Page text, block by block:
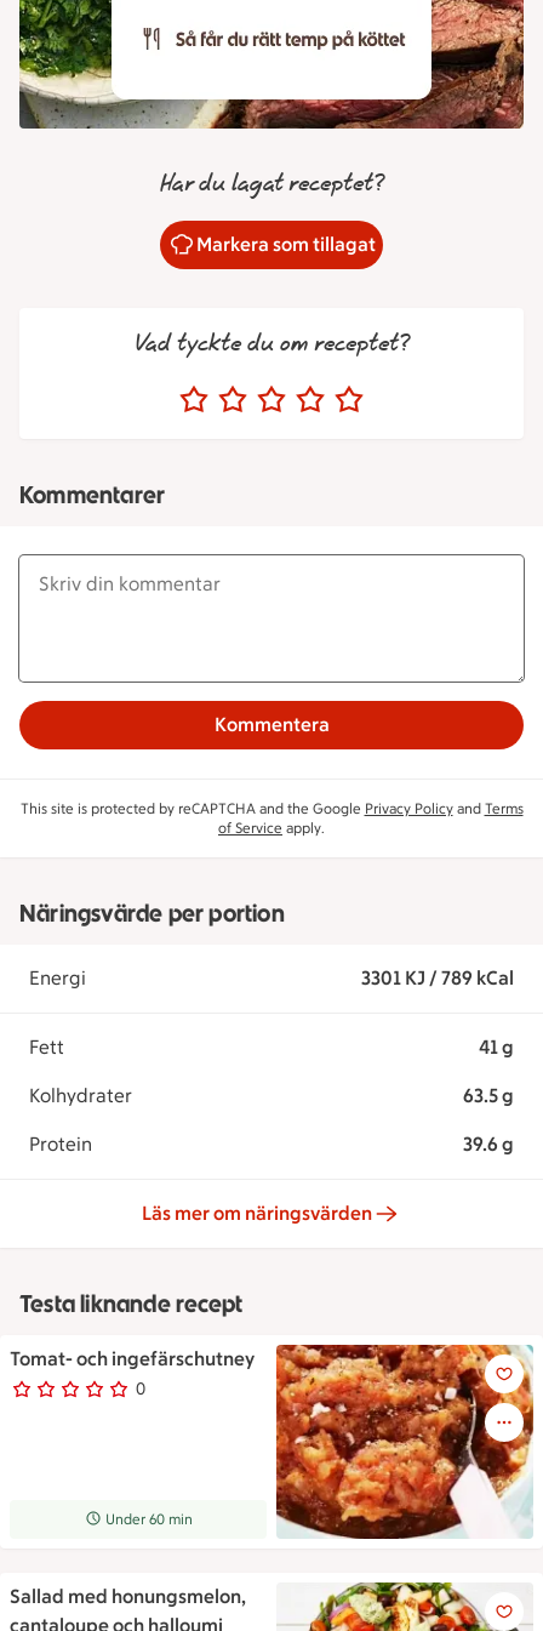
Har du lagat receptet?
Markera som tillagat
Vad tyckte du om receptet?
Kommentarer
Kommentera
This site is protected by reCAPTCHA and the Google Privacy Policyand Terms
of Service apply.
Näringsvärde per portion
Energi 3301 KJ / 789 kCal
Fett 41 g
Kolhydrater 63.5 g
Protein 39.6 g
Läs mer om näringsvärden
Testa liknande recept
Tomat- och ingefärschutney
0
0 personer har röstat
Receptet tar Under 60 min att tillaga
Under 60 min
Tomat- och ingefärschutney
Sallad med honungsmelon,
cantaloupe och halloumi
Tallrik med sallad med